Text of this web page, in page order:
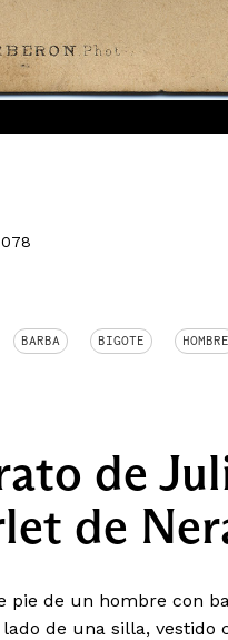
BARBA BIGOTE HOMBRE
de
de
pie de un hombre con
de una silla, vestido